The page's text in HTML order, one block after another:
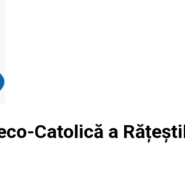
Catolică a